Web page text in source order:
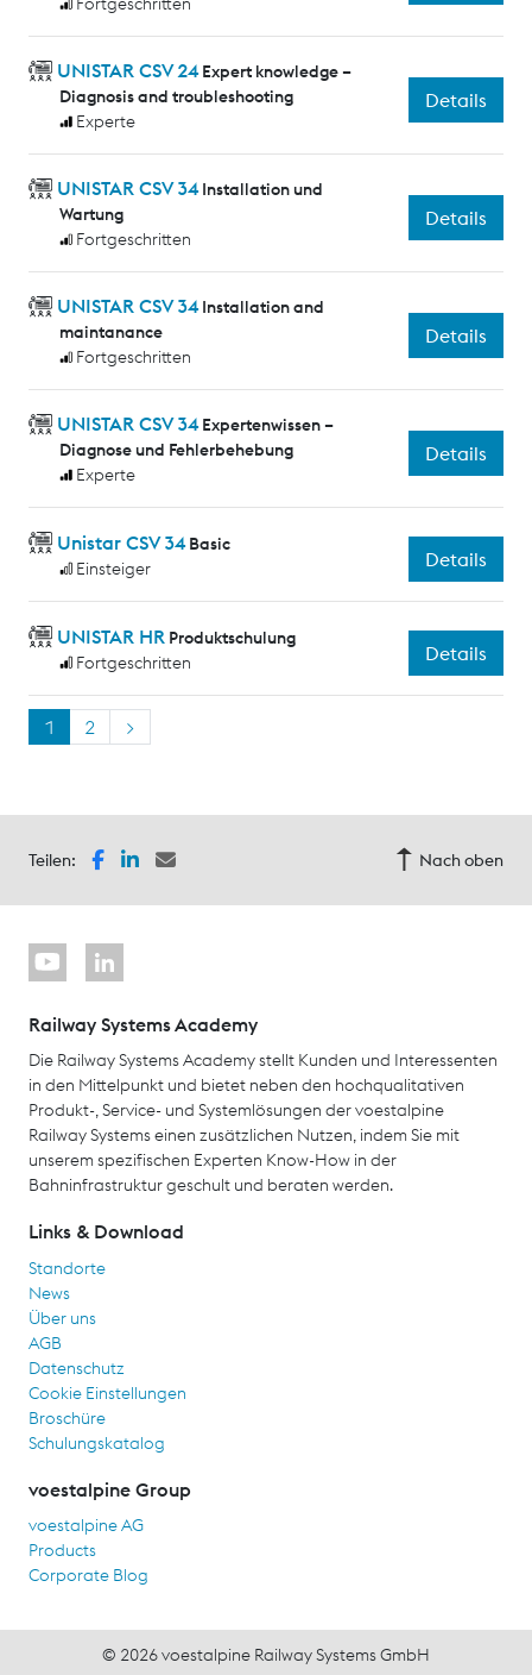
UNISTAR CSV 24 Expert knowledge –
Diagnosis and troubleshooting
Experte
Details
UNISTAR CSV 34 Installation und
Wartung
Fortgeschritten
Details
UNISTAR CSV 34 Installation and
maintanance
Fortgeschritten
Details
UNISTAR CSV 34 Expertenwissen –
Diagnose und Fehlerbehebung
Experte
Details
Unistar CSV 34 Basic
Einsteiger
Details
UNISTAR HR Produktschulung
Fortgeschritten
Details
1 2 >
Teilen: Nach oben
Railway Systems Academy
Die Railway Systems Academy stellt Kunden und Interessenten
in den Mittelpunkt und bietet neben den hochqualitativen
Produkt-, Service- und Systemlösungen der voestalpine
Railway Systems einen zusätzlichen Nutzen, indem Sie mit
unserem spezifischen Experten Know-How in der
Bahninfrastruktur geschult und beraten werden.
Links & Download
Standorte
News
Über uns
AGB
Datenschutz
Cookie Einstellungen
Broschüre
Schulungskatalog
voestalpine Group
voestalpine AG
Products
Corporate Blog
© 2026 voestalpine Railway Systems GmbH